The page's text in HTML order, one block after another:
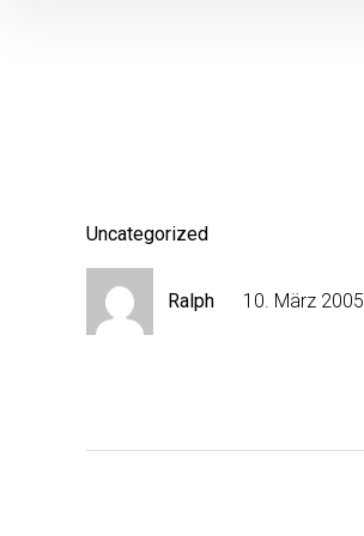
Uncategorized
Ralph 10. März 2005